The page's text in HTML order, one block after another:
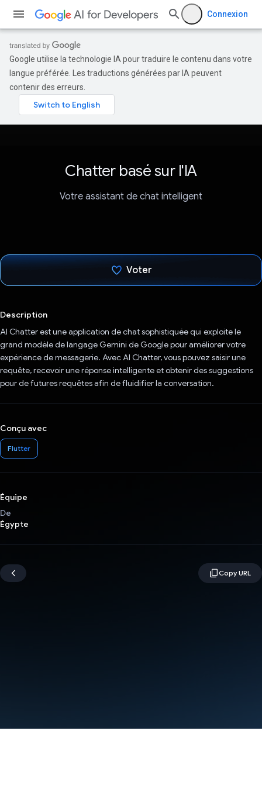
Connexion
Google utilise la technologie IA pour traduire le contenu dans votre
langue préférée. Les traductions générées par IA peuvent
contenir des erreurs.
Chatter basé sur l'IA
Votre assistant de chat intelligent
Voter
Description
AI Chatter est une application de chat sophistiquée qui exploite le
grand modèle de langage Gemini de Google pour améliorer votre
expérience de messagerie. Avec AI Chatter, vous pouvez saisir une
requête, recevoir une réponse intelligente et obtenir des suggestions
pour de futures requêtes afin de fluidifier la conversation.
Conçu avec
Flutter
Équipe
De
Égypte